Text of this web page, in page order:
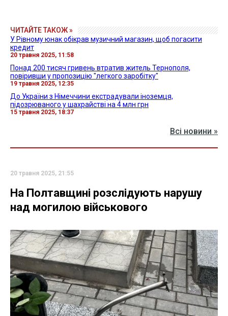
ЧИТАЙТЕ ТАКОЖ »
У Рівному юнак обікрав музичний магазин, щоб погасити
кредит
20 травня 2025, 11:58
Понад 200 тисяч гривень втратив житель Тернополя,
повіривши у пропозицію "легкого заробітку"
19 травня 2025, 12:35
До України з Німеччини екстрадували іноземця,
підозрюваного у шахрайстві на 4 млн грн
15 травня 2025, 18:37
Всі новини »
20 травня 2025, 21:55
На Полтавщині розслідують нарушу
над могилою військового